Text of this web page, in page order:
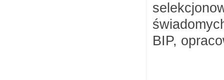
BIP,